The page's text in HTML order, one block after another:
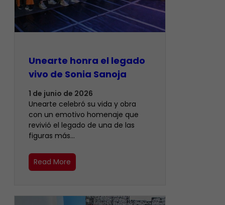
Unearte honra el legado
vivo de Sonia Sanoja
1 de junio de 2026
Unearte celebró su vida y obra
con un emotivo homenaje que
revivió el legado de una de las
figuras más…
Read More